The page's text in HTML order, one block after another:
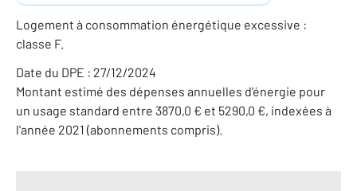
Logement à consommation énergétique excessive :
classe F.
Date du DPE : 27/12/2024
Montant estimé des dépenses annuelles d'énergie pour
un usage standard entre 3870,0 € et 5290,0 €, indexées à
l'année 2021 (abonnements compris).